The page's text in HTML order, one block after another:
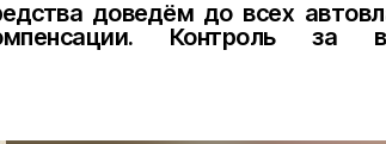
доведём до всех
Контроль за